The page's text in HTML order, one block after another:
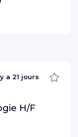
a 21 jours
H/F